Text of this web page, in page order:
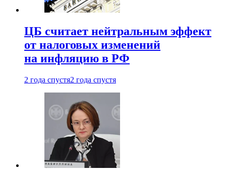
ЦБ считает нейтральным эффект
от налоговых изменений
на инфляцию в РФ
2 года спустя2 года спустя